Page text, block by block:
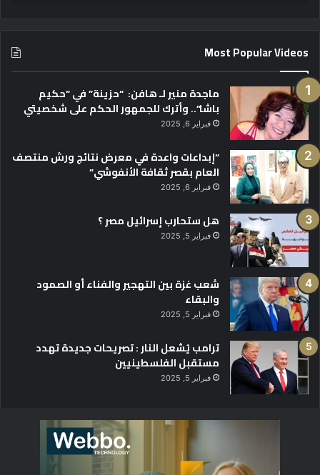
Most Popular Videos
ماجدة منير لـ هافن: “حزينة” في “حكيم
باشا”.. وأترك للجمهور الحكم على شخصيتي
فبراير 6, 2025
“إبداعات واعدة في معرض نتائج ورش منتصف
العام بقصر ثقافة الأنفوشي”
فبراير 6, 2025
هل ستحارب إسرائيل مصر ؟
فبراير 5, 2025
شعب غزة بين التهجير والفناء أو الصمود
والبقاء
فبراير 5, 2025
ترامب يُشعل النار : تصريحات جديدة تهدد
مستقبل الفلسطينيين
فبراير 5, 2025